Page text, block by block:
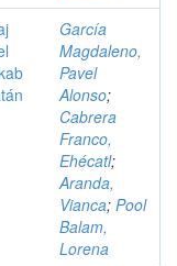
García
Magdaleno,
Pavel
Alonso;
Cabrera
Franco,
Ehécatl;
Aranda,
Vianca; Pool
Balam,
Lorena